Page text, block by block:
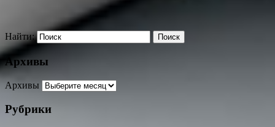
Найти:
Архивы
Архивы
Рубрики